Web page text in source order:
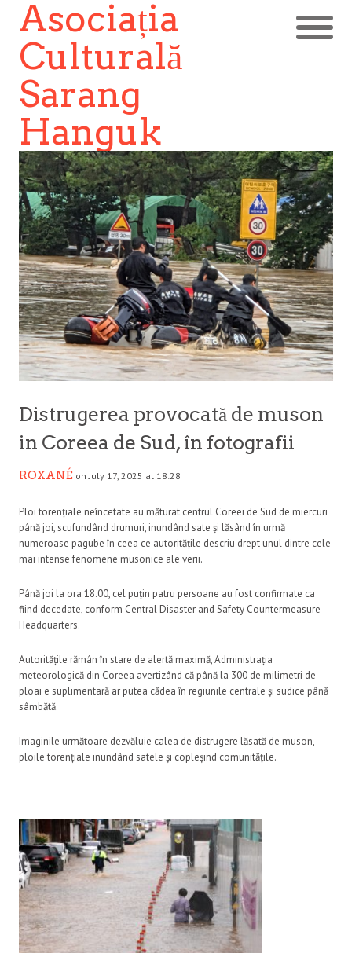
Asociația
Culturală
Sarang
Hanguk
Distrugerea provocată de muson
in Coreea de Sud, în fotografii
ROXANÉ on July 17, 2025 at 18:28
Ploi torențiale neîncetate au măturat centrul Coreei de Sud de miercuri
până joi, scufundând drumuri, inundând sate și lăsând în urmă
numeroase pagube în ceea ce autoritățile descriu drept unul dintre cele
mai intense fenomene musonice ale verii.
Până joi la ora 18.00, cel puțin patru persoane au fost confirmate ca
fiind decedate, conform Central Disaster and Safety Countermeasure
Headquarters.
Autoritățile rămân în stare de alertă maximă, Administrația
meteorologică din Coreea avertizând că până la 300 de milimetri de
ploai e suplimentară ar putea cădea în regiunile centrale și sudice până
sâmbătă.
Imaginile următoare dezvăluie calea de distrugere lăsată de muson,
ploile torențiale inundând satele și copleșind comunitățile.